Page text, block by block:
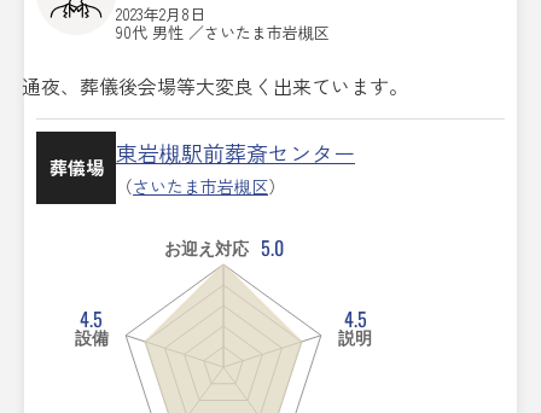
2023年2月8日
90代 男性 ／さいたま市岩槻区
通夜、葬儀後会場等大変良く出来ています。
葬儀場 東岩槻駅前葬斎センター
（さいたま市岩槻区）
お迎え対応 5.0
4.5
説明
4.5
設備